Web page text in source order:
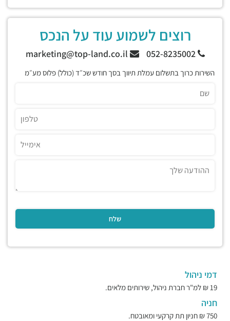
רוצים לשמוע עוד על הנכס
052-8235002
השירות כרוך בתשלום עמלת תיווך בסך חודש שכ״ד (כולל) פלוס מע״מ
דמי ניהול
19 ₪ למ"ר חברת ניהול, שירותים מלאים.
חניה
750 ₪ חניון תת קרקעי ומאובטח.